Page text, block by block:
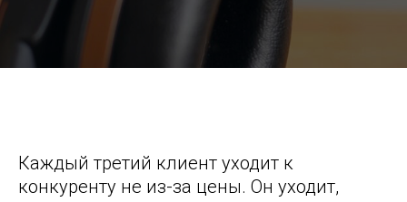
Каждый третий клиент уходит к
конкуренту не из-за цены. Он уходит,